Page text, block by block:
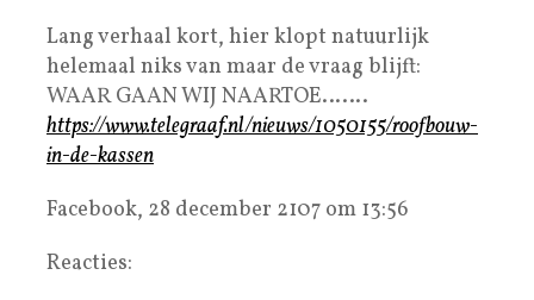
Lang verhaal kort, hier klopt natuurlijk
helemaal niks van maar de vraag blijft:
WAAR GAAN WIJ NAARTOE…….
https://www.telegraaf.nl/nieuws/1050155/roofbouw-
in-de-kassen
Facebook, 28 december 2107 om 13:56
Reacties: